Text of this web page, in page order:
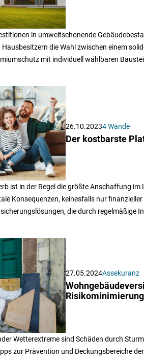
in umweltschonende
Hausbesitzern die Wahl zwischen einem
mit individuell wählbaren
26.10.20234 Wände
Der kostbarste
ist in der Regel die größte Anschaffung
Konsequenzen, keinesfalls nur
die durch regelmäßige
27.05.2024Assekuranz
Risikominimierung
Wetterextreme sind Schäden durch
zur Prävention und Deckungsbereiche